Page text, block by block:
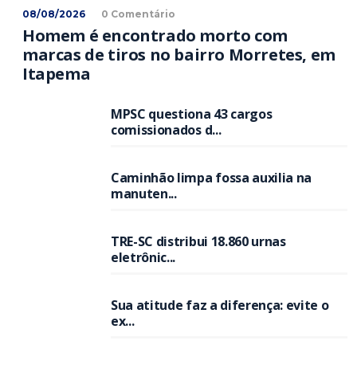
08/08/2026 0 Comentário
Homem é encontrado morto com
marcas de tiros no bairro Morretes, em
Itapema
MPSC questiona 43 cargos
comissionados d...
Caminhão limpa fossa auxilia na
manuten...
TRE-SC distribui 18.860 urnas
eletrônic...
Sua atitude faz a diferença: evite o
ex...